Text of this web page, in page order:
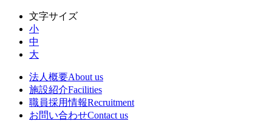
文字サイズ
小
中
大
法人概要About us
施設紹介Facilities
職員採用情報Recruitment
お問い合わせContact us